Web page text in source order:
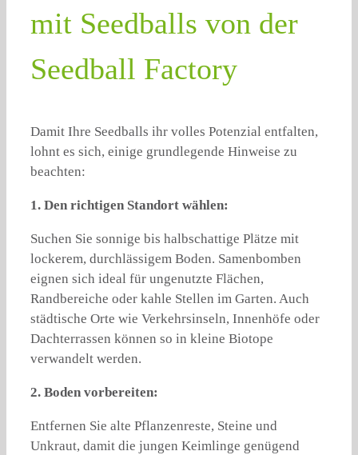
mit Seedballs von der
Seedball Factory
Damit Ihre Seedballs ihr volles Potenzial entfalten,
lohnt es sich, einige grundlegende Hinweise zu
beachten:
1. Den richtigen Standort wählen:
Suchen Sie sonnige bis halbschattige Plätze mit
lockerem, durchlässigem Boden. Samenbomben
eignen sich ideal für ungenutzte Flächen,
Randbereiche oder kahle Stellen im Garten. Auch
städtische Orte wie Verkehrsinseln, Innenhöfe oder
Dachterrassen können so in kleine Biotope
verwandelt werden.
2. Boden vorbereiten:
Entfernen Sie alte Pflanzenreste, Steine und
Unkraut, damit die jungen Keimlinge genügend